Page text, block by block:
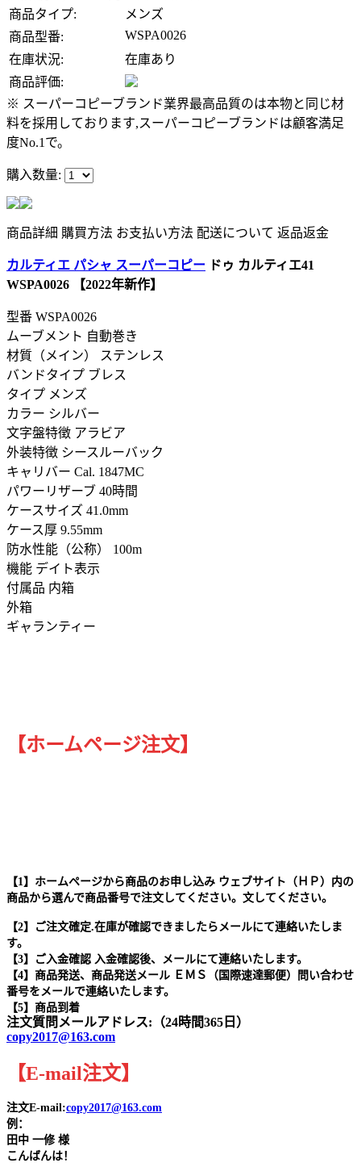
商品タイプ:
メンズ
商品型番:
WSPA0026
在庫状況:
在庫あり
商品評価:
※ スーパーコピーブランド業界最高品質のは本物と同じ材
料を採用しております,スーパーコピーブランドは顧客満足
度No.1で。
購入数量:
商品詳細 購買方法 お支払い方法 配送について 返品返金
カルティエ パシャ スーパーコピー ドゥ カルティエ41
WSPA0026 【2022年新作】
型番 WSPA0026
ムーブメント 自動巻き
材質（メイン） ステンレス
バンドタイプ ブレス
タイプ メンズ
カラー シルバー
文字盤特徴 アラビア
外装特徴 シースルーバック
キャリバー Cal. 1847MC
パワーリザーブ 40時間
ケースサイズ 41.0mm
ケース厚 9.55mm
防水性能（公称） 100m
機能 デイト表示
付属品 内箱
外箱
ギャランティー
【ホームページ注文】
【1】ホームページから商品のお申し込み ウェブサイト（ＨＰ）内の
商品から選んで商品番号で注文してください。文してください。
【2】ご注文確定.在庫が確認できましたらメールにて連絡いたしま
す。
【3】ご入金確認 入金確認後、メールにて連絡いたします。
【4】商品発送、商品発送メール ＥＭＳ（国際速達郵便）問い合わせ
番号をメールで連絡いたします。
【5】商品到着
注文質問メールアドレス:（24時間365日）
copy2017@163.com
【E-mail注文】
注文E-mail:copy2017@163.com
例：
田中 一修 様
こんばんは！